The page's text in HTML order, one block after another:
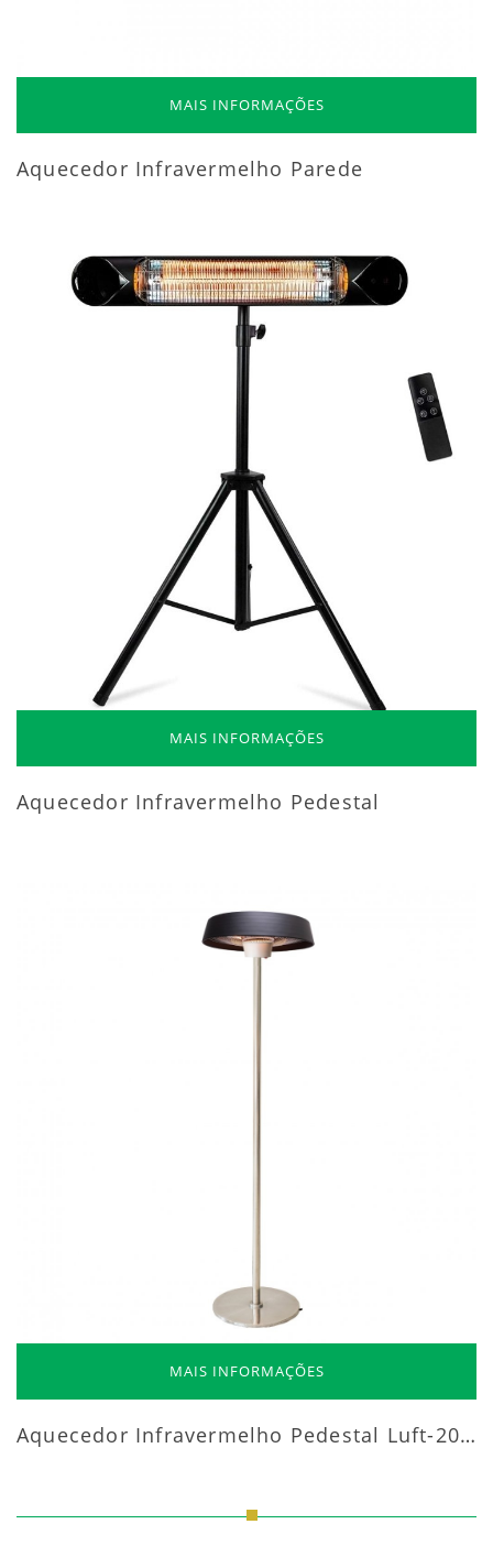
MAIS INFORMAÇÕES
Aquecedor Infravermelho Parede
MAIS INFORMAÇÕES
Aquecedor Infravermelho Pedestal
MAIS INFORMAÇÕES
Aquecedor Infravermelho Pedestal Luft-20000